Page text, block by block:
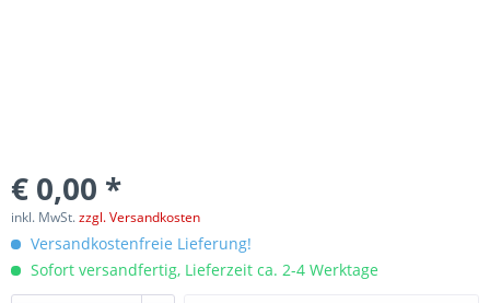
€ 0,00 *
inkl. MwSt.zzgl. Versandkosten
Versandkostenfreie Lieferung!
Sofort versandfertig, Lieferzeit ca. 2-4 Werktage